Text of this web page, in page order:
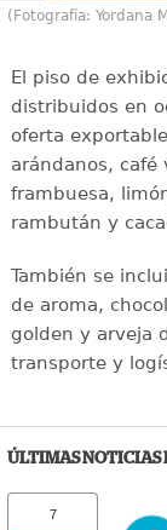
(Fotografía: Yordana
El piso de
distribuidos en
oferta
arándanos, café
frambuesa,
rambután y
También se
de aroma,
golden y arveja
transporte y
ÚLTIMAS NOTICIAS
7